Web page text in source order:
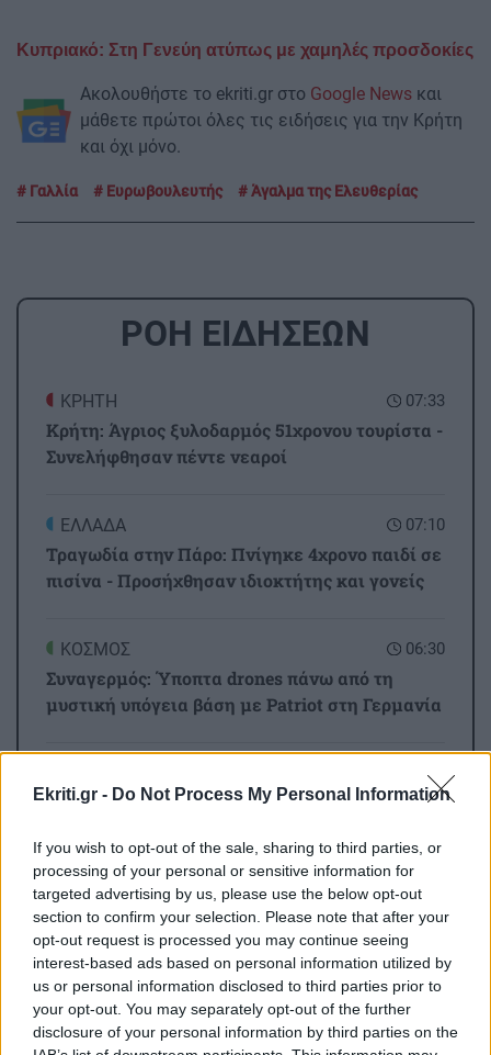
Ekriti.gr - Do Not Process My Personal Information
If you wish to opt-out of the sale, sharing to third parties, or
processing of your personal or sensitive information for
targeted advertising by us, please use the below opt-out
section to confirm your selection. Please note that after your
opt-out request is processed you may continue seeing
interest-based ads based on personal information utilized by
us or personal information disclosed to third parties prior to
your opt-out. You may separately opt-out of the further
disclosure of your personal information by third parties on the
Κυπριακό: Στη Γενεύη ατύπως με χαμηλές προσδοκίες
Ακολουθήστε το ekriti.gr στο Google News και
μάθετε πρώτοι όλες τις ειδήσεις για την Κρήτη
και όχι μόνο.
Γαλλία Ευρωβουλευτής Άγαλμα της Ελευθερίας
ΡΟΗ ΕΙΔΗΣΕΩΝ
07:33
ΚΡΗΤΗ
Κρήτη: Άγριος ξυλοδαρμός 51χρονου τουρίστα -
Συνελήφθησαν πέντε νεαροί
07:10
ΕΛΛΑΔΑ
Τραγωδία στην Πάρο: Πνίγηκε 4χρονο παιδί σε
πισίνα - Προσήχθησαν ιδιοκτήτης και γονείς
06:30
ΚΟΣΜΟΣ
Συναγερμός: Ύποπτα drones πάνω από τη
μυστική υπόγεια βάση με Patriot στη Γερμανία
02:16
Τούνη: «Έβγαλα όλο το βράδυ στο νοσοκομείο
00:00
ΣΧΕΣΕΙΣ ΚΑΙ SEX
Ο σύντροφός σου σε κάνει καλύτερο άνθρωπο;
23:00
GOSSIP - LIFESTYLE
Μπρούκλιν Μπέκαμ: Εβρασε μακαρόνια με
θαλασσινό νερό
Όλες οι ειδήσεις
ΠΕΡΙΣΣΟΤΕΡΑ